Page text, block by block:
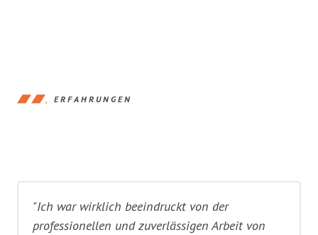
ERFAHRUNGEN
"Ich war wirklich beeindruckt von der
professionellen und zuverlässigen Arbeit von